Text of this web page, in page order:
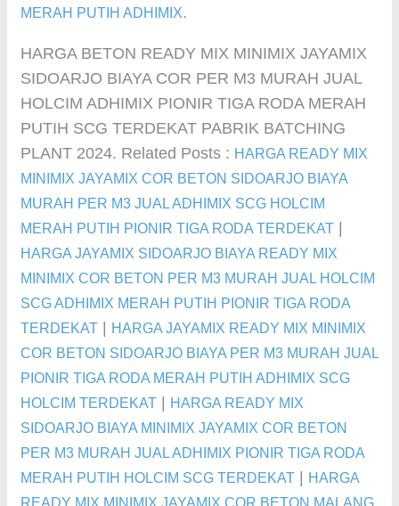
MERAH PUTIH ADHIMIX.
HARGA BETON READY MIX MINIMIX JAYAMIX
SIDOARJO BIAYA COR PER M3 MURAH JUAL
HOLCIM ADHIMIX PIONIR TIGA RODA MERAH
PUTIH SCG TERDEKAT PABRIK BATCHING
PLANT 2024. Related Posts : HARGA READY MIX
MINIMIX JAYAMIX COR BETON SIDOARJO BIAYA
MURAH PER M3 JUAL ADHIMIX SCG HOLCIM
MERAH PUTIH PIONIR TIGA RODA TERDEKAT
HARGA JAYAMIX SIDOARJO BIAYA READY MIX
MINIMIX COR BETON PER M3 MURAH JUAL HOLCIM
SCG ADHIMIX MERAH PUTIH PIONIR TIGA RODA
TERDEKAT
HARGA JAYAMIX READY MIX MINIMIX
COR BETON SIDOARJO BIAYA PER M3 MURAH JUAL
PIONIR TIGA RODA MERAH PUTIH ADHIMIX SCG
HOLCIM TERDEKAT
HARGA READY MIX
SIDOARJO BIAYA MINIMIX JAYAMIX COR BETON
PER M3 MURAH JUAL ADHIMIX PIONIR TIGA RODA
MERAH PUTIH HOLCIM SCG TERDEKAT
HARGA
READY MIX MINIMIX JAYAMIX COR BETON MALANG